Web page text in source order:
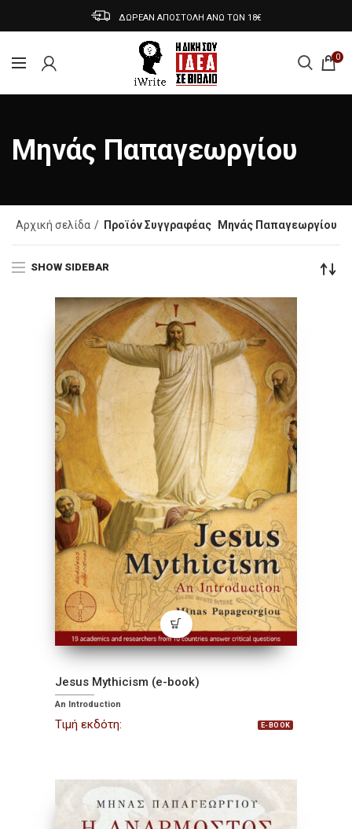
ΔΩΡΕΑΝ ΑΠΟΣΤΟΛΗ ΑΝΩ ΤΩΝ 18€
0
Μηνάς Παπαγεωργίου
Αρχική σελίδα Προϊόν Συγγραφέας Μηνάς Παπαγεωργίου
SHOW SIDEBAR
Jesus Mythicism (e-book)
An Introduction
E-BOOK
Τιμή εκδότη: